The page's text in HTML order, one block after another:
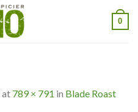
0
at 789 × 791 in Blade Roast